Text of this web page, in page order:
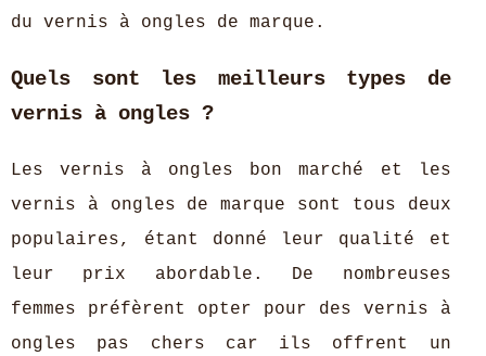
du vernis à ongles de marque.
Quels sont les meilleurs types de
vernis à ongles ?
Les vernis à ongles bon marché et les
vernis à ongles de marque sont tous deux
populaires, étant donné leur qualité et
leur prix abordable. De nombreuses
femmes préfèrent opter pour des vernis à
ongles pas chers car ils offrent un